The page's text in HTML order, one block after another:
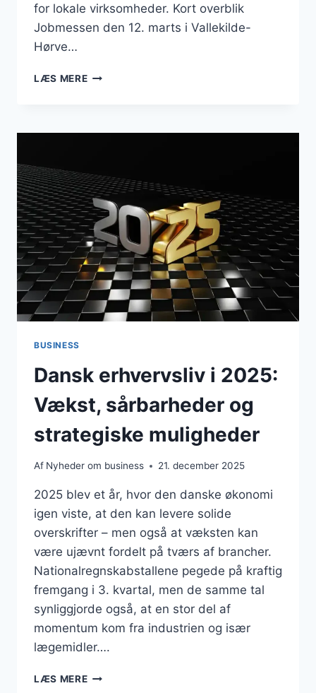
for lokale virksomheder. Kort overblik
Jobmessen den 12. marts i Vallekilde-
Hørve…
LÆS MEREBUSINESS
BYMIDTEUDVIKLING
ERHVERVSUDVIKLING
PRÆGEDE
MÅNEDEN
BUSINESS
Dansk erhvervsliv i 2025:
Vækst, sårbarheder og
strategiske muligheder
Af Nyheder om business 21. december 2025
2025 blev et år, hvor den danske økonomi
igen viste, at den kan levere solide
overskrifter – men også at væksten kan
være ujævnt fordelt på tværs af brancher.
Nationalregnskabstallene pegede på kraftig
fremgang i 3. kvartal, men de samme tal
synliggjorde også, at en stor del af
momentum kom fra industrien og især
lægemidler….
LÆS MEREDANSK